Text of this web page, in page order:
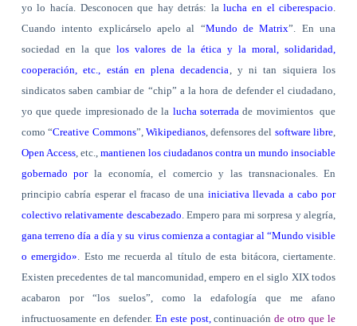
yo lo hacía. Desconocen que hay detrás: lalucha en el ciberespacio
Cuando intento explicárselo apelo al “Mundo de Matrix”. En una
sociedad en la que los valores de la ética y la moral, solidaridad,
cooperación, etc., están en plena decadencia , y ni tan siquiera los
sindicatos saben cambiar de “chip” a la hora de defender el ciudadano,
yo que quede impresionado de la lucha soterrada de movimientos que
como “Creative Commons”, Wikipedianos, defensores del software libre
Open Access, etc., mantienen los ciudadanos contra un mundo insociable
gobernado porla economía, el comercio y las transnacionales. En
principio cabría esperar el fracaso de una iniciativa llevada a cabo por
colectivo relativamente descabezado . Empero para mi sorpresa y alegría,
gana terreno día a día y su virus comienza a contagiar al “Mundo visible
o emergido» . Esto me recuerda al título de esta bitácora, ciertamente.
Existen precedentes de tal mancomunidad, empero en el siglo XIX todos
acabaron por “los suelos”, como la edafología que me afano
infructuosamente en defender. En este post, continuaciónde otro que le